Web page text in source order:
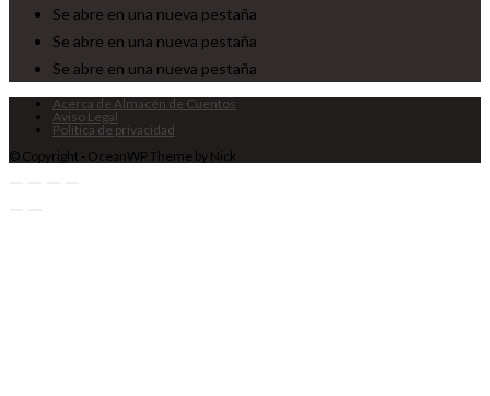
Se abre en una nueva pestaña
Se abre en una nueva pestaña
Se abre en una nueva pestaña
Acerca de Almacén de Cuentos
Aviso Legal
Política de privacidad
© Copyright - OceanWP Theme by Nick